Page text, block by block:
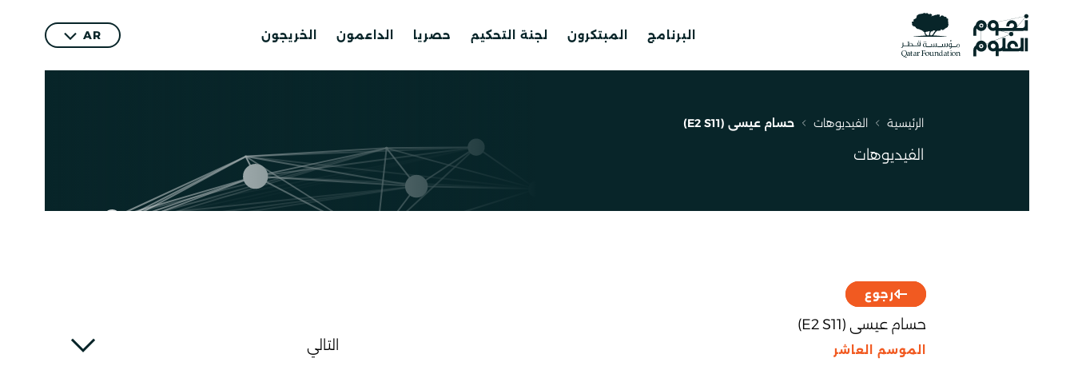
البرنامج المبتكرون لجنة التحكيم حصريا الداعمون الخريجون AR
مسار
الرئيسية الفيديوهات حسام عيسى (E2 S11)
الفيديوهات
رجوع
حسام عيسى (E2 S11)
الموسم العاشر التالي